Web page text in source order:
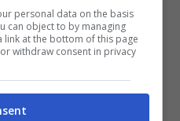
personal data on the basis
can object to by managing
at the bottom of this page
withdraw consent in privacy